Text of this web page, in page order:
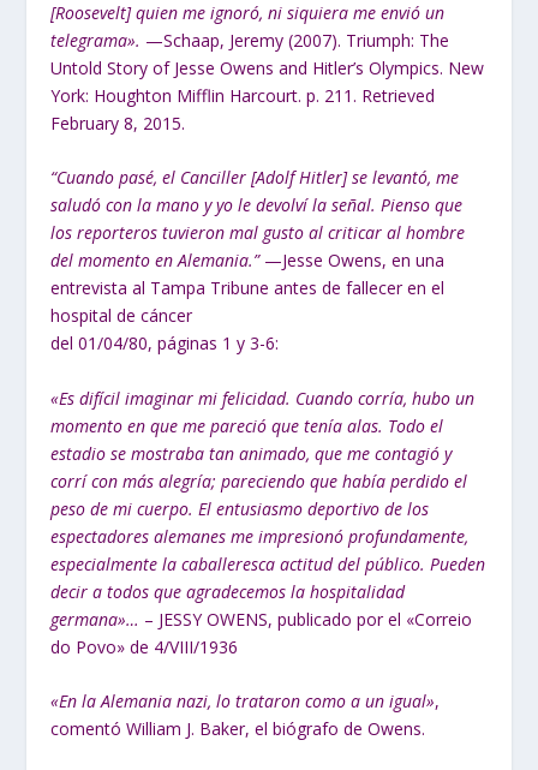
[Roosevelt] quien me ignoró, ni siquiera me envió un
telegrama». —Schaap, Jeremy (2007). Triumph: The
Untold Story of Jesse Owens and Hitler’s Olympics. New
York: Houghton Mifflin Harcourt. p. 211. Retrieved
February 8, 2015.
“Cuando pasé, el Canciller [Adolf Hitler] se levantó, me
saludó con la mano y yo le devolví la señal. Pienso que
los reporteros tuvieron mal gusto al criticar al hombre
del momento en Alemania.” —Jesse Owens, en una
entrevista al Tampa Tribune antes de fallecer en el
hospital de cáncer
del 01/04/80, páginas 1 y 3-6:
«Es difícil imaginar mi felicidad. Cuando corría, hubo un
momento en que me pareció que tenía alas. Todo el
estadio se mostraba tan animado, que me contagió y
corrí con más alegría; pareciendo que había perdido el
peso de mi cuerpo. El entusiasmo deportivo de los
espectadores alemanes me impresionó profundamente,
especialmente la caballeresca actitud del público. Pueden
decir a todos que agradecemos la hospitalidad
germana»… – JESSY OWENS, publicado por el «Correio
do Povo» de 4/VIII/1936
«En la Alemania nazi, lo trataron como a un igual»,
comentó William J. Baker, el biógrafo de Owens.